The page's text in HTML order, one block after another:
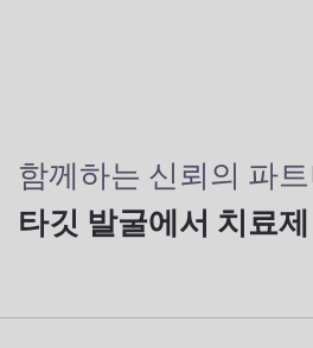
함께하는 신뢰의 파
타깃 발굴에서 치료